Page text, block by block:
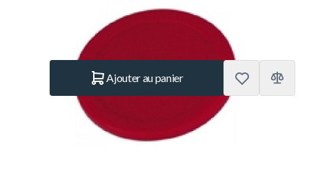
Marque:TopTable
Ajouter au panier